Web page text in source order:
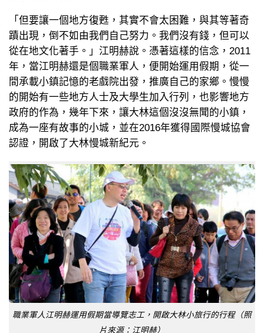
「但要讓一個地方復甦，其實不會太困難，與其等著奇
蹟出現，倒不如由我們自己努力。我們沒有錢，但可以
從在地文化著手。」江明赫說。憑著這樣的信念，2011
年，當江明赫還是個職業軍人，便開始運用假期，從一
間承載小鎮記憶的老戲院出發，推廣自己的家鄉。慢慢
的開始有一些地方人士及大學生加入行列，也影響地方
政府的作為，幾年下來，讓大林這個沒沒無聞的小鎮，
成為一座有故事的小城，並在2016年獲得國際慢城協會
認證，開啟了大林慢城新紀元。
職業軍人江明赫運用假期當導覽志工，開啟大林小旅行的行程（照
片來源：江明赫）